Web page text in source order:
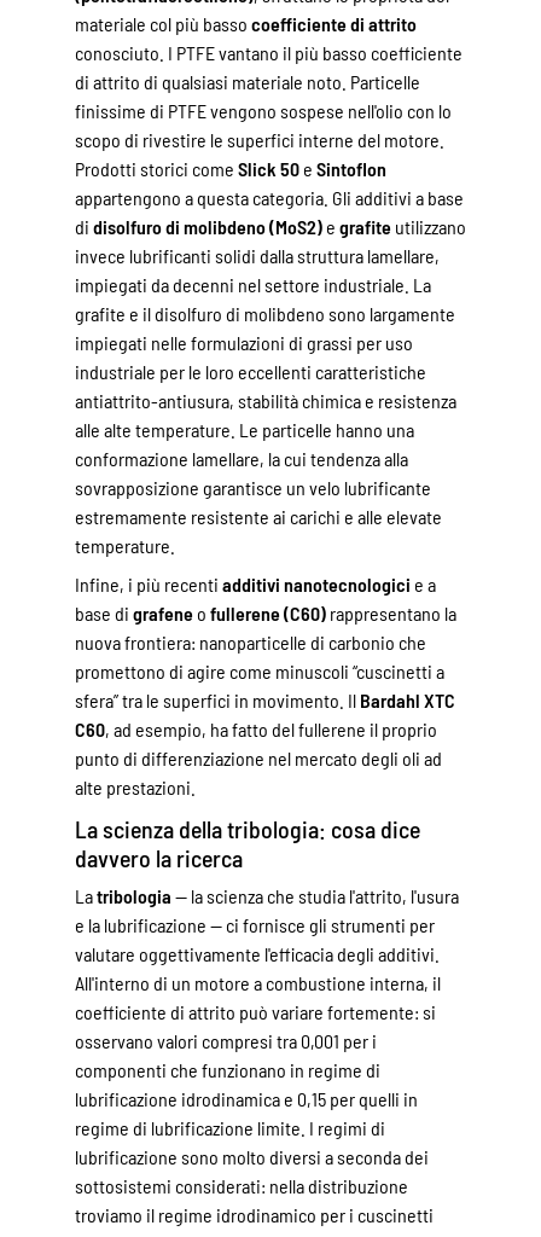
materiale col più basso coefficiente di attrito
conosciuto. I PTFE vantano il più basso coefficiente
di attrito di qualsiasi materiale noto. Particelle
finissime di PTFE vengono sospese nell'olio con lo
scopo di rivestire le superfici interne del motore.
Prodotti storici come Slick 50 e Sintoflon
appartengono a questa categoria. Gli additivi a base
di disolfuro di molibdeno (MoS2) e grafite utilizzano
invece lubrificanti solidi dalla struttura lamellare,
impiegati da decenni nel settore industriale. La
grafite e il disolfuro di molibdeno sono largamente
impiegati nelle formulazioni di grassi per uso
industriale per le loro eccellenti caratteristiche
antiattrito-antiusura, stabilità chimica e resistenza
alle alte temperature. Le particelle hanno una
conformazione lamellare, la cui tendenza alla
sovrapposizione garantisce un velo lubrificante
estremamente resistente ai carichi e alle elevate
temperature.
Infine, i più recenti additivi nanotecnologici e a
base di grafene o fullerene (C60) rappresentano la
nuova frontiera: nanoparticelle di carbonio che
promettono di agire come minuscoli “cuscinetti a
sfera” tra le superfici in movimento. Il Bardahl XTC
C60, ad esempio, ha fatto del fullerene il proprio
punto di differenziazione nel mercato degli oli ad
alte prestazioni.
La scienza della tribologia: cosa dice
davvero la ricerca
Latribologia — la scienza che studia l'attrito, l'usura
e la lubrificazione — ci fornisce gli strumenti per
valutare oggettivamente l'efficacia degli additivi.
All'interno di un motore a combustione interna, il
coefficiente di attrito può variare fortemente: si
osservano valori compresi tra 0,001 per i
componenti che funzionano in regime di
lubrificazione idrodinamica e 0,15 per quelli in
regime di lubrificazione limite. I regimi di
lubrificazione sono molto diversi a seconda dei
sottosistemi considerati: nella distribuzione
troviamo il regime idrodinamico per i cuscinetti